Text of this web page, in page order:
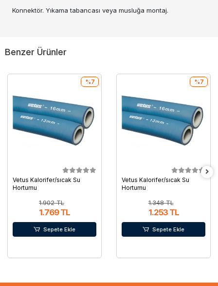
Konnektör. Yıkama tabancası veya musluğa montaj.
Benzer Ürünler
Vetus Kalorifer/sıcak Su
Hortumu
1.902 TL
1.769 TL
%7
Sepete Ekle
Vetus Kalorifer/sıcak Su
Hortumu
1.348 TL
1.253 TL
%7
Sepete Ekle